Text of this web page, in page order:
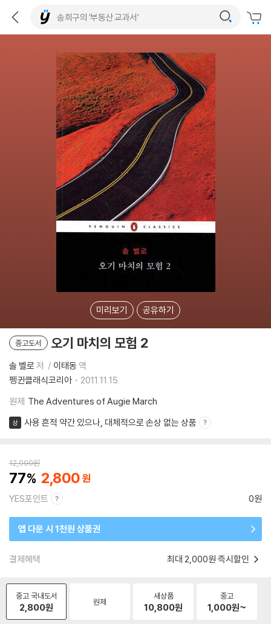
미리보기 공유하기
중고도서 오기 마치의 모험 2
솔 벨로 저 이태동 역
펭귄클래식코리아
2011.11.15.
원제 The Adventures of Augie March
상 사용 흔적 약간 있으나, 대체적으로 손상 없는 상품
12,000원
77 2,800
YES포인트 0원
앱 다운 시 1천원 상품권
결제혜택 최대 2,000원 즉시할인
중고 국내도서
2,800원 원제
새상품
10,800원
중고
1,000원~